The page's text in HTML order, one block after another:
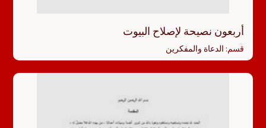
أربعون نصيحة لإصلاح البيوت
قسم: الدعاة والمفكرين